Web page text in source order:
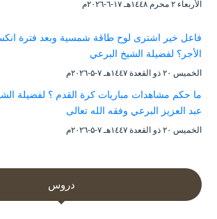
الأربعاء ۲ محرم ۱٤٤۸هـ ۱۷-٦-۲۰۲٦م
فاعل خير اشترى لوح طاقة شمسية وبعد فترة
الأجر؟ لفضيلة الشيخ البرعي
الخميس ۲۰ ذو القعدة ۱٤٤۷هـ ۷-۵-۲۰۲٦م
ما حكم مشاهدات مباريات كرة القدم ؟ لفضيلة
عبد العزيز البرعي وفقه الله تعالى
الخميس ۲۰ ذو القعدة ۱٤٤۷هـ ۷-۵-۲۰۲٦م
دروس